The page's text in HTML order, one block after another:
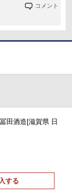
コメント
田酒造[滋賀県 日
する